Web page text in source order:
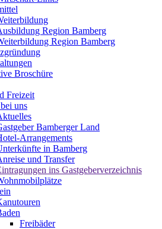
Region Bamberg
Region Bamberg
Broschüre
Freizeit
uns
Bamberger Land
Arrangements
in Bamberg
und Transfer
ins Gastgeberverzeichnis
Freibäder